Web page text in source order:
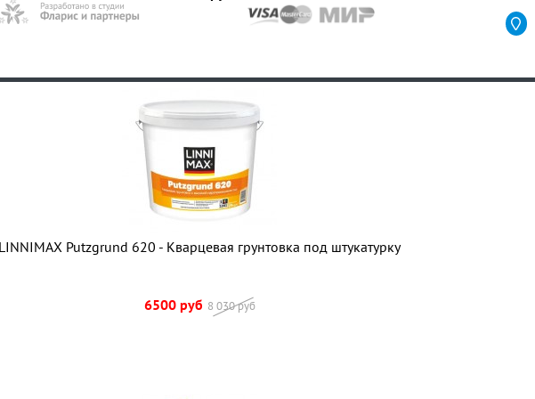
LINNIMAX Putzgrund 620 - Кварцевая грунтовка под штукатурку
6500 руб 8 030 руб